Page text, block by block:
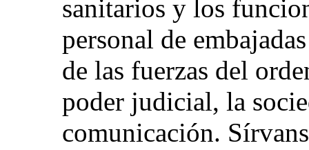
sanitarios y los
personal de
de las fuerzas del
poder judicial, la
comunicación.